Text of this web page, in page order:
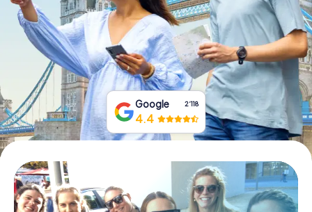
Tickets buchen
Gutscheine bestellen
Google 2‘118
4.4